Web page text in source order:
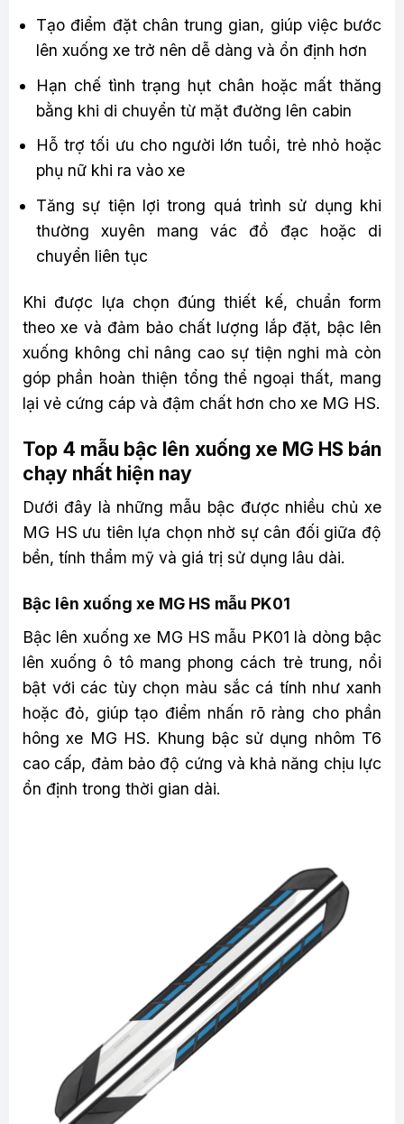
Tạo điểm đặt chân trung gian, giúp việc bước
lên xuống xe trở nên dễ dàng và ổn định hơn
Hạn chế tình trạng hụt chân hoặc mất thăng
bằng khi di chuyển từ mặt đường lên cabin
Hỗ trợ tối ưu cho người lớn tuổi, trẻ nhỏ hoặc
phụ nữ khi ra vào xe
Tăng sự tiện lợi trong quá trình sử dụng khi
thường xuyên mang vác đồ đạc hoặc di
chuyển liên tục
Khi được lựa chọn đúng thiết kế, chuẩn form
theo xe và đảm bảo chất lượng lắp đặt, bậc lên
xuống không chỉ nâng cao sự tiện nghi mà còn
góp phần hoàn thiện tổng thể ngoại thất, mang
lại vẻ cứng cáp và đậm chất hơn cho xe MG HS.
Top 4 mẫu bậc lên xuống xe MG HS bán
chạy nhất hiện nay
Dưới đây là những mẫu bậc được nhiều chủ xe
MG HS ưu tiên lựa chọn nhờ sự cân đối giữa độ
bền, tính thẩm mỹ và giá trị sử dụng lâu dài.
Bậc lên xuống xe MG HS mẫu PK01
Bậc lên xuống xe MG HS mẫu PK01 là dòng bậc
lên xuống ô tô mang phong cách trẻ trung, nổi
bật với các tùy chọn màu sắc cá tính như xanh
hoặc đỏ, giúp tạo điểm nhấn rõ ràng cho phần
hông xe MG HS. Khung bậc sử dụng nhôm T6
cao cấp, đảm bảo độ cứng và khả năng chịu lực
ổn định trong thời gian dài.